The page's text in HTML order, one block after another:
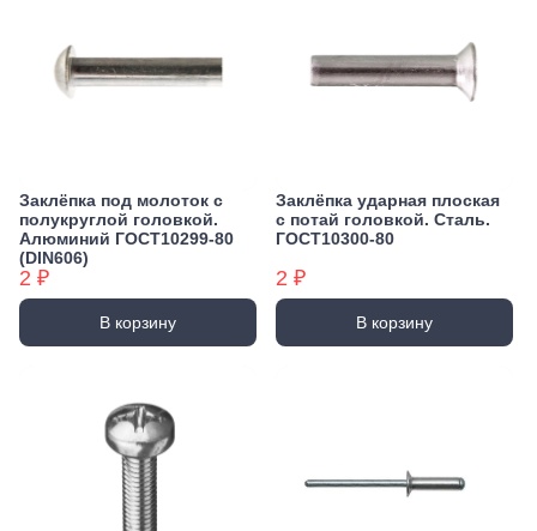
Заклёпка под молоток с
полукруглой головкой.
Алюминий ГОСТ10299-80
(DIN606)
2 ₽
В корзину
Заклёпка ударная плоская
с потай головкой. Сталь.
ГОСТ10300-80
2 ₽
В корзину